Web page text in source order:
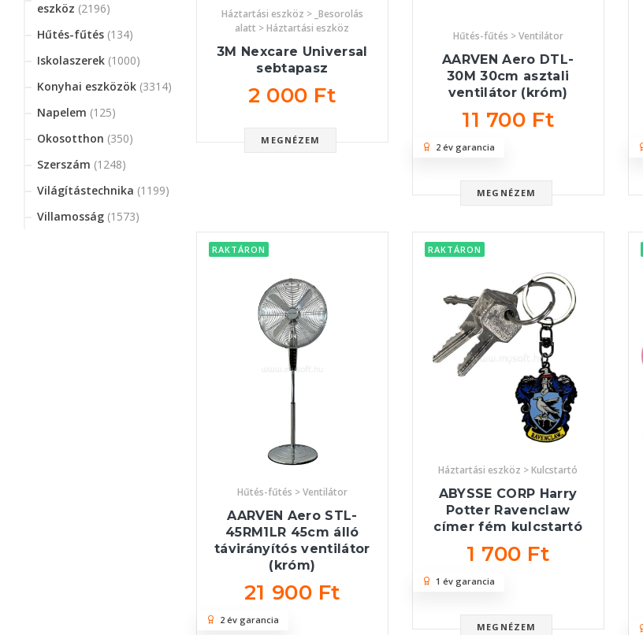
eszköz (2196)
Hűtés-fűtés (134)
Iskolaszerek (1000)
Konyhai eszközök (3314)
Napelem (125)
Okosotthon (350)
Szerszám (1248)
Világítástechnika (1199)
Villamosság (1573)
Háztartási eszköz > _Besorolás
alatt > Háztartási eszköz
3M Nexcare Universal
sebtapasz
2 000 Ft
MEGNÉZEM
Hűtés-fűtés > Ventilátor
AARVEN Aero DTL-
30M 30cm asztali
ventilátor (króm)
11 700 Ft
MEGNÉZEM
2 év garancia
RAKTÁRON
Hűtés-fűtés > Ventilátor
AARVEN Aero STL-
45RM1LR 45cm álló
távirányítós ventilátor
(króm)
21 900 Ft
2 év garancia
RAKTÁRON
Háztartási eszköz > Kulcstartó
ABYSSE CORP Harry
Potter Ravenclaw
címer fém kulcstartó
1 700 Ft
MEGNÉZEM
1 év garancia